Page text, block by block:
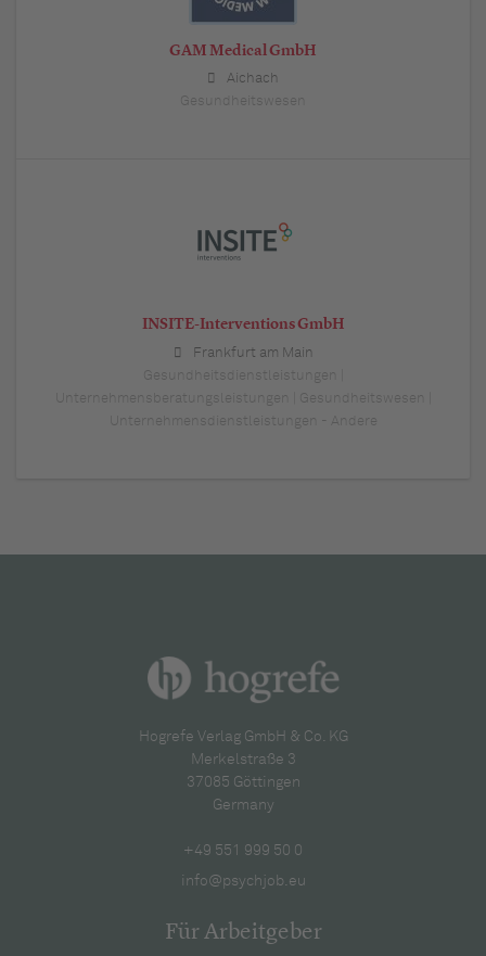
GAM Medical GmbH
Aichach
Gesundheitswesen
INSITE-Interventions GmbH
Frankfurt am Main
Gesundheitsdienstleistungen |
Unternehmensberatungsleistungen | Gesundheitswesen |
Unternehmensdienstleistungen - Andere
Hogrefe Verlag GmbH & Co. KG
Merkelstraße 3
37085 Göttingen
Germany
+49 551 999 50 0
info@psychjob.eu
Für Arbeitgeber